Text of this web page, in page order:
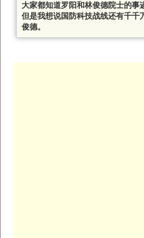
大家都知道罗阳和林俊德院士的事
但是我想说国防科技战线还有千千
俊德。